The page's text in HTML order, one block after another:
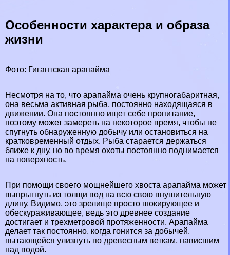
Особенности хаpaктера и образа
жизни
Фото: Гигантская арапайма
Несмотря на то, что арапайма очень крупногабаритная,
она весьма активная рыба, постоянно находящаяся в
движении. Она постоянно ищет себе пропитание,
поэтому может замереть на некоторое время, чтобы не
спугнуть обнаруженную добычу или остановиться на
кратковременный отдых. Рыба старается держаться
ближе к дну, но во время охоты постоянно поднимается
на поверхность.
При помощи своего мощнейшего хвоста арапайма может
выпрыгнуть из толщи вод на всю свою внушительную
длину. Видимо, это зрелище просто шокирующее и
обескураживающее, ведь это древнее создание
достигает и трехметровой протяженности. Арапайма
делает так постоянно, когда гонится за добычей,
пытающейся улизнуть по древесным веткам, нависшим
над водой.